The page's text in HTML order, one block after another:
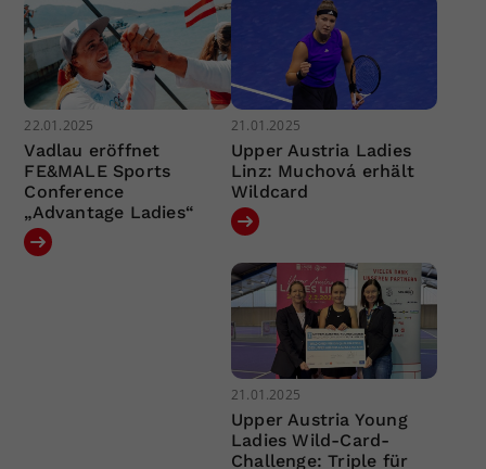
22.01.2025
Vadlau eröffnet
FE&MALE Sports
Conference
„Advantage Ladies“
21.01.2025
Upper Austria Ladies
Linz: Muchová erhält
Wildcard
21.01.2025
Upper Austria Young
Ladies Wild-Card-
Challenge: Triple für